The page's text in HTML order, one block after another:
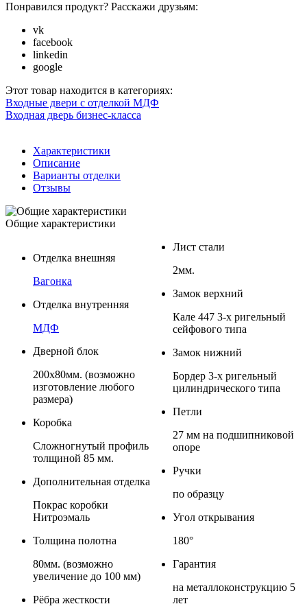
Понравился продукт? Расскажи друзьям:
vk
facebook
linkedin
google
Этот товар находится в категориях:
Входные двери с отделкой МДФ
Входная дверь бизнес-класса
Характеристики
Описание
Варианты отделки
Отзывы
Общие характеристики
Отделка внешняя
Вагонка
Отделка внутренняя
МДФ
Дверной блок
200х80мм. (возможно
изготовление любого
размера)
Коробка
Сложногнутый профиль
толщиной 85 мм.
Дополнительная отделка
Покрас коробки
Нитроэмаль
Толщина полотна
80мм. (возможно
увеличение до 100 мм)
Рёбра жесткости
Лист стали
2мм.
Замок верхний
Кале 447 3-х ригельный
сейфового типа
Замок нижний
Бордер 3-х ригельный
цилиндрического типа
Петли
27 мм на подшипниковой
опоре
Ручки
по образцу
Угол открывания
180°
Гарантия
на металлоконструкцию 5
лет